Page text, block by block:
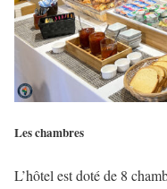
Les chambres
L’hôtel est doté de 8